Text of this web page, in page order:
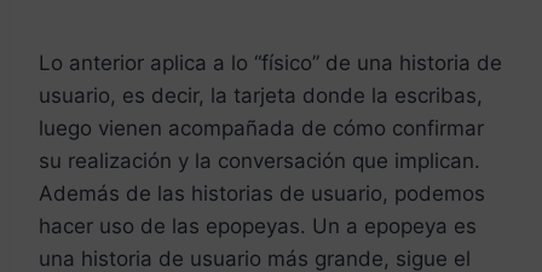
Lo anterior aplica a lo “físico” de una historia de
usuario, es decir, la tarjeta donde la escribas,
luego vienen acompañada de cómo confirmar
su realización y la conversación que implican.
Además de las historias de usuario, podemos
hacer uso de las epopeyas. Un a epopeya es
una historia de usuario más grande, sigue el